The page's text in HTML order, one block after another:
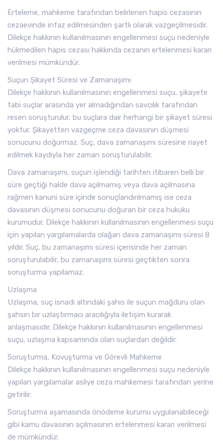
Erteleme, mahkeme tarafından belirlenen hapis cezasının
cezaevinde infaz edilmesinden şartlı olarak vazgeçilmesidir.
Dilekçe hakkının kullanılmasının engellenmesi suçu nedeniyle
hükmedilen hapis cezası hakkında cezanın ertelenmesi kararı
verilmesi mümkündür.
Suçun Şikayet Süresi ve Zamanaşımı
Dilekçe hakkının kullanılmasının engellenmesi suçu, şikayete
tabi suçlar arasında yer almadığından savcılık tarafından
resen soruşturulur, bu suçlara dair herhangi bir şikayet süresi
yoktur. Şikayetten vazgeçme ceza davasının düşmesi
sonucunu doğurmaz. Suç, dava zamanaşımı süresine riayet
edilmek kaydıyla her zaman soruşturulabilir.
Dava zamanaşımı, suçun işlendiği tarihten itibaren belli bir
süre geçtiği halde dava açılmamış veya dava açılmasına
rağmen kanuni süre içinde sonuçlandırılmamış ise ceza
davasının düşmesi sonucunu doğuran bir ceza hukuku
kurumudur. Dilekçe hakkının kullanılmasının engellenmesi suçu
için yapılan yargılamalarda olağan dava zamanaşımı süresi 8
yıldır. Suç, bu zamanaşımı süresi içerisinde her zaman
soruşturulabilir, bu zamanaşımı süresi geçtikten sonra
soruşturma yapılamaz.
Uzlaşma
Uzlaşma, suç isnadı altındaki şahıs ile suçun mağduru olan
şahsın bir uzlaştırmacı aracılığıyla iletişim kurarak
anlaşmasıdır. Dilekçe hakkının kullanılmasının engellenmesi
suçu, uzlaşma kapsamında olan suçlardan değildir.
Soruşturma, Kovuşturma ve Görevli Mahkeme
Dilekçe hakkının kullanılmasının engellenmesi suçu nedeniyle
yapılan yargılamalar asliye ceza mahkemesi tarafından yerine
getirilir.
Soruşturma aşamasında önödeme kurumu uygulanabileceği
gibi kamu davasının açılmasının ertelenmesi kararı verilmesi
de mümkündür.